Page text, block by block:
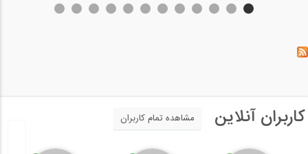
کاربران آنلاین مشاهده تمام کاربران